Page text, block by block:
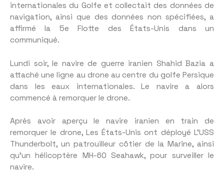
internationales du Golfe et collectait des données de
navigation, ainsi que des données non spécifiées, a
affirmé la 5e Flotte des États-Unis dans un
communiqué.
Lundi soir, le navire de guerre iranien Shahid Bazia a
attaché une ligne au drone au centre du golfe Persique
dans les eaux internationales. Le navire a alors
commencé à remorquer le drone.
Après avoir aperçu le navire iranien en train de
remorquer le drone, Les États-Unis ont déployé L’USS
Thunderbolt, un patrouilleur côtier de la Marine, ainsi
qu’un hélicoptère MH-60 Seahawk, pour surveiller le
navire.